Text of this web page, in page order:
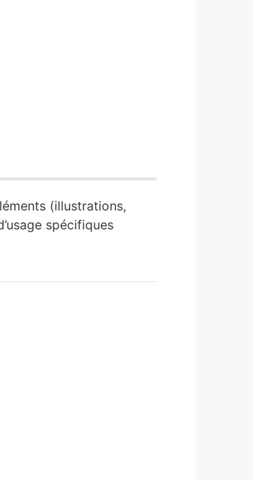
(illustrations,
spécifiques